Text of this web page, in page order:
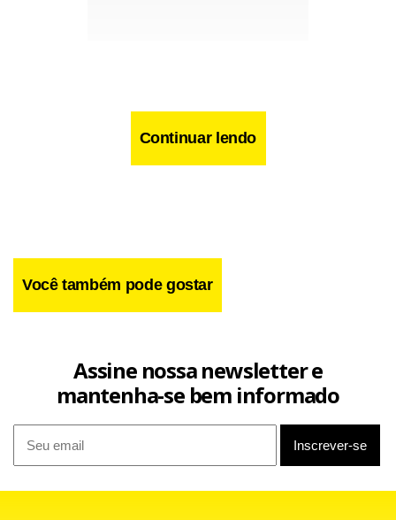
Continuar lendo
Você também pode gostar
Assine nossa newsletter e
mantenha-se bem informado